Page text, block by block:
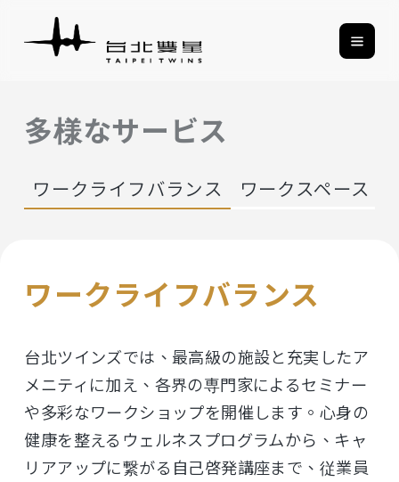
多様なサービス
ワークライフバランス ワークスペース
ワークライフバランス
台北ツインズでは、最高級の施設と充実したア
メニティに加え、各界の専門家によるセミナー
や多彩なワークショップを開催します。心身の
健康を整えるウェルネスプログラムから、キャ
リアアップに繋がる自己啓発講座まで、従業員